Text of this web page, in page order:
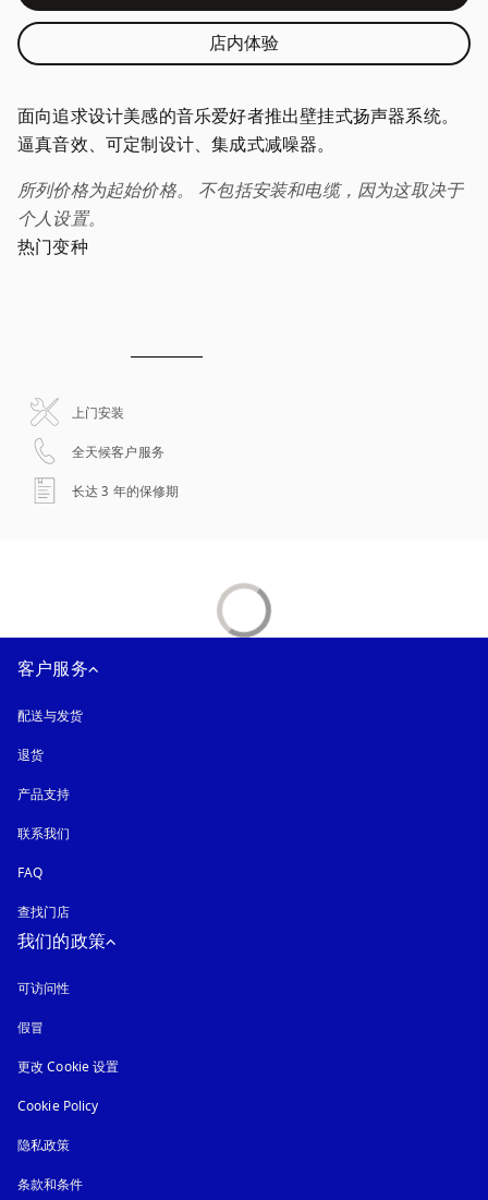
店内体验
面向追求设计美感的音乐爱好者推出壁挂式扬声器系统。
逼真音效、可定制设计、集成式减噪器。
所列价格为起始价格。 不包括安装和电缆，因为这取决于
个人设置。
热门变种
上门安装
全天候客户服务
长达 3 年的保修期
客户服务
配送与发货
退货
产品支持
联系我们
FAQ
查找门店
我们的政策
可访问性
假冒
更改 Cookie 设置
Cookie Policy
隐私政策
条款和条件